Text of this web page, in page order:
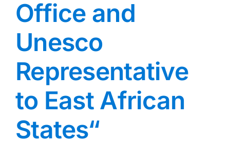
Office and
Unesco
Representative
to East African
States“